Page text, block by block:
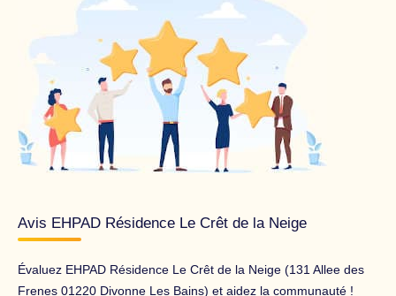
Avis EHPAD Résidence Le Crêt de la Neige
Évaluez EHPAD Résidence Le Crêt de la Neige (131 Allee des
Frenes 01220 Divonne Les Bains) et aidez la communauté !